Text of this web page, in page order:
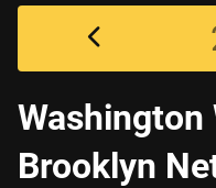
Washington
Brooklyn